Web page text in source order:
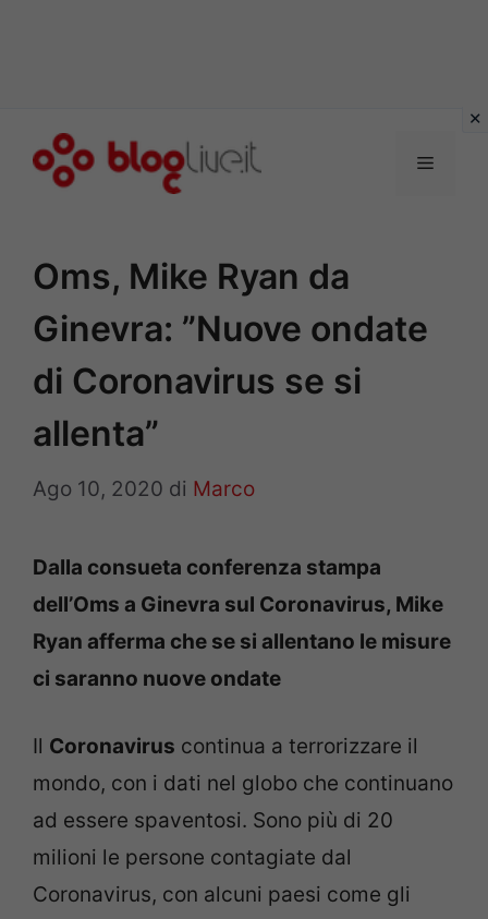
Menu
Oms, Mike Ryan da
Ginevra: ”Nuove ondate
di Coronavirus se si
allenta”
Ago 10, 2020 di Marco
Dalla consueta conferenza stampa
dell’Oms a Ginevra sul Coronavirus, Mike
Ryan afferma che se si allentano le misure
ci saranno nuove ondate
Il Coronavirus continua a terrorizzare il
mondo, con i dati nel globo che continuano
ad essere spaventosi. Sono più di 20
milioni le persone contagiate dal
Coronavirus, con alcuni paesi come gli